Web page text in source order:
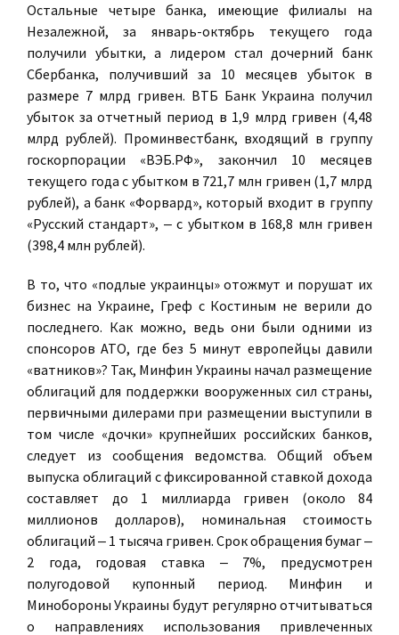
Остальные четыре банка, имеющие филиалы на
Незалежной, за январь-октябрь текущего года
получили убытки, а лидером стал дочерний банк
Сбербанка, получивший за 10 месяцев убыток в
размере 7 млрд гривен. ВТБ Банк Украина получил
убыток за отчетный период в 1,9 млрд гривен (4,48
млрд рублей). Проминвестбанк, входящий в группу
госкорпорации «ВЭБ.РФ», закончил 10 месяцев
текущего года с убытком в 721,7 млн гривен (1,7 млрд
рублей), а банк «Форвард», который входит в группу
«Русский стандарт», ‒ с убытком в 168,8 млн гривен
(398,4 млн рублей).
В то, что «подлые украинцы» отожмут и порушат их
бизнес на Украине, Греф с Костиным не верили до
последнего. Как можно, ведь они были одними из
спонсоров АТО, где без 5 минут европейцы давили
«ватников»? Так, Минфин Украины начал размещение
облигаций для поддержки вооруженных сил страны,
первичными дилерами при размещении выступили в
том числе «дочки» крупнейших российских банков,
следует из сообщения ведомства. Общий объем
выпуска облигаций с фиксированной ставкой дохода
составляет до 1 миллиарда гривен (около 84
миллионов долларов), номинальная стоимость
облигаций ‒ 1 тысяча гривен. Срок обращения бумаг ‒
2 года, годовая ставка ‒ 7%, предусмотрен
полугодовой купонный период. Минфин и
Минобороны Украины будут регулярно отчитываться
о направлениях использования привлеченных